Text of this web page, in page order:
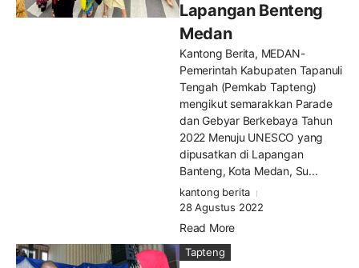
Lapangan Benteng
Medan
Kantong Berita, MEDAN-
Pemerintah Kabupaten Tapanuli
Tengah (Pemkab Tapteng)
mengikut semarakkan Parade
dan Gebyar Berkebaya Tahun
2022 Menuju UNESCO yang
dipusatkan di Lapangan
Banteng, Kota Medan, Su...
kantong berita
28 Agustus 2022
Read More
Tapteng